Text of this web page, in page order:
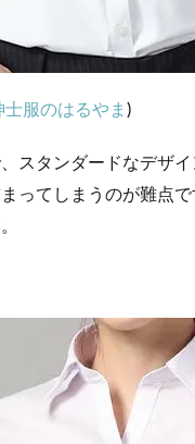
服のはるやま )
スタンダードなデザイ
ってしまうのが難点